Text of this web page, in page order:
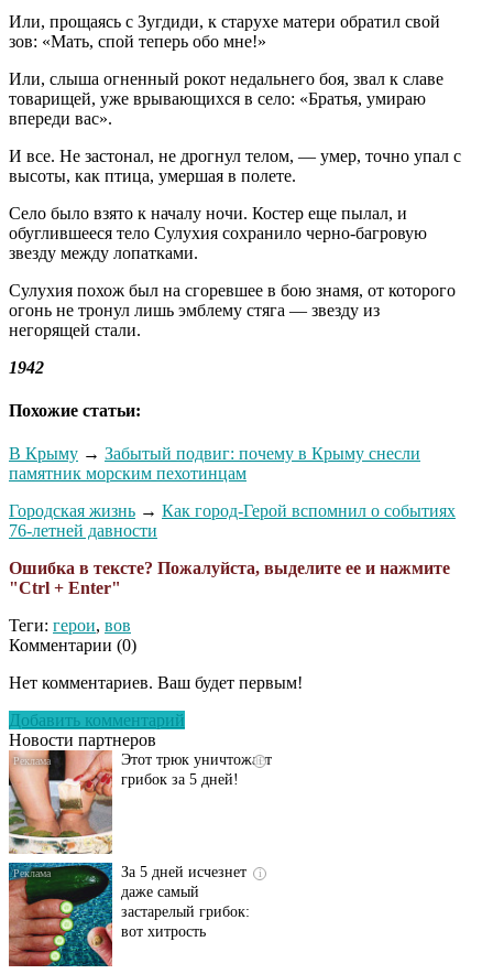
Или, прощаясь с Зугдиди, к старухе матери обратил свой
зов: «Мать, спой теперь обо мне!»
Или, слыша огненный рокот недальнего боя, звал к славе
товарищей, уже врывающихся в село: «Братья, умираю
впереди вас».
И все. Не застонал, не дрогнул телом, — умер, точно упал с
высоты, как птица, умершая в полете.
Село было взято к началу ночи. Костер еще пылал, и
обуглившееся тело Сулухия сохранило черно-багровую
звезду между лопатками.
Сулухия похож был на сгоревшее в бою знамя, от которого
огонь не тронул лишь эмблему стяга — звезду из
негорящей стали.
1942
Похожие статьи:
В Крыму → Забытый подвиг: почему в Крыму снесли
памятник морским пехотинцам
Городская жизнь → Как город-Герой вспомнил о событиях
76-летней давности
Ошибка в тексте? Пожалуйста, выделите ее и нажмите
"Ctrl + Enter"
Теги: герои, вов
Комментарии (0)
Нет комментариев. Ваш будет первым!
Добавить комментарий
Новости партнеров
Даже самый
исчезнет с корнем,
если перед сном…
i
Этот трюк уничтожает
грибок за 5 дней!
i
За 5 дней исчезнет
даже самый
застарелый грибок:
вот хитрость